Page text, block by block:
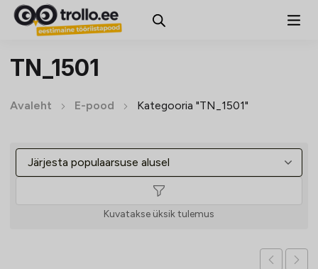
TN_1501
Avaleht E-pood Kategooria "TN_1501"
Kuvatakse üksik tulemus